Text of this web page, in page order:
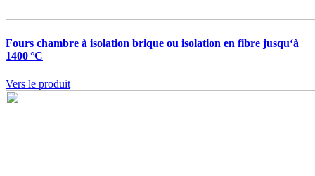
Fours chambre à isolation brique ou isolation en fibre jusqu‘à
1400 °C
Vers le produit